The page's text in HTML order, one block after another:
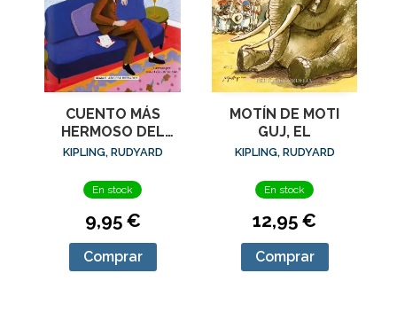
CUENTO MÁS
HERMOSO DEL
MUNDO
KIPLING, RUDYARD
En stock
9,95 €
Comprar
MOTÍN DE MOTI
GUJ, EL
KIPLING, RUDYARD
En stock
12,95 €
Comprar